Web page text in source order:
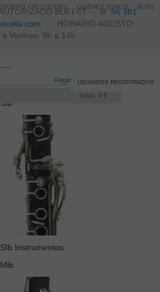
BUFFET -tlf.96 381
HORARIO AGOSTO
a Viernes: 9h a 14h
Registro /Iniciar sesión
Saldo: 0 €
USUARIOS REGISTRADOS
Instrumentos
FRECUENTES QUIÉNES SOMOS BLOG